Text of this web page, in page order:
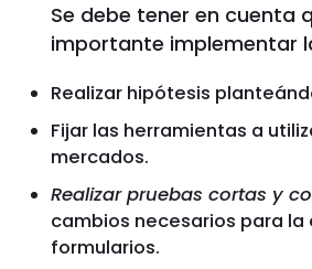
Se debe tener en cuenta
importante implementar
Realizar hipótesis
Fijar las herramientas a
mercados.
Realizar pruebas cortas y
cambios necesarios para
formularios.